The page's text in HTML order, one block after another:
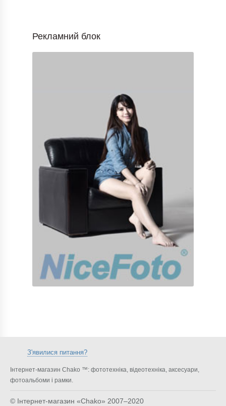
Рекламний блок
З'явилися питання?
Інтернет-магазин Chako ™: фототехніка, відеотехніка, аксесуари,
фотоальбоми і рамки.
© Інтернет-магазин «Chako» 2007–2020